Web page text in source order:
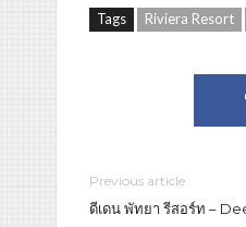
Tags Riviera Resort
Previous article
ดีเดน พัทยา รีสอร์ท –